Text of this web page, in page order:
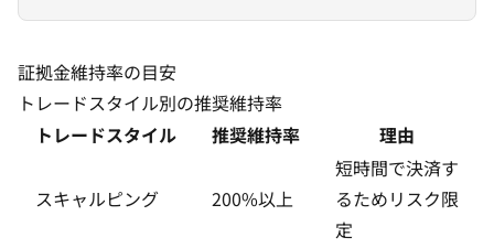
証拠金維持率の目安
トレードスタイル別の推奨維持率
トレードスタイル
推奨維持率 理由
スキャルピング 200%以上
短時間で決済す
るためリスク限
定